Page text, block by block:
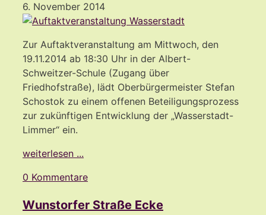
6. November 2014
Zur Auftaktveranstaltung am Mittwoch, den
19.11.2014 ab 18:30 Uhr in der Albert-
Schweitzer-Schule (Zugang über
Friedhofstraße), lädt Oberbürgermeister Stefan
Schostok zu einem offenen Beteiligungsprozess
zur zukünftigen Entwicklung der „Wasserstadt-
Limmer“ ein.
weiterlesen ...
0 Kommentare
Wunstorfer Straße Ecke